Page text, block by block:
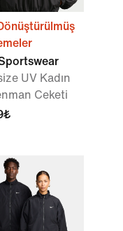
UV Kadın
Ceketi